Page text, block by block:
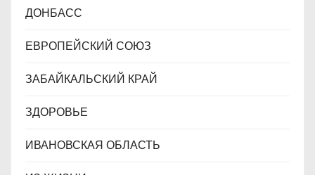
ДОНБАСС
ЕВРОПЕЙСКИЙ СОЮЗ
ЗАБАЙКАЛЬСКИЙ КРАЙ
ЗДОРОВЬЕ
ИВАНОВСКАЯ ОБЛАСТЬ